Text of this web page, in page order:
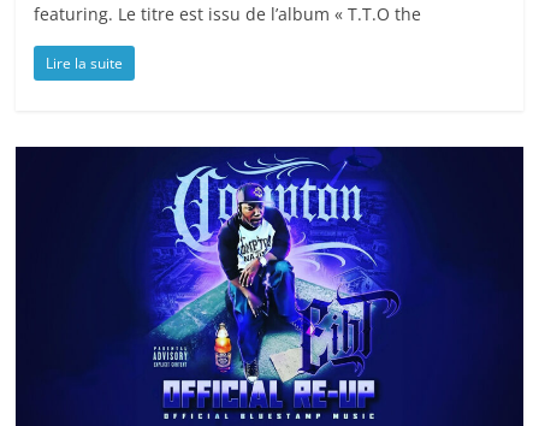
featuring. Le titre est issu de l’album « T.T.O the
Lire la suite